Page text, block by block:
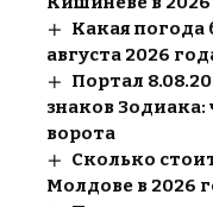
Какая погода
августа 2026
Портал
знаков
ворота
Сколько
Молдове в 2026